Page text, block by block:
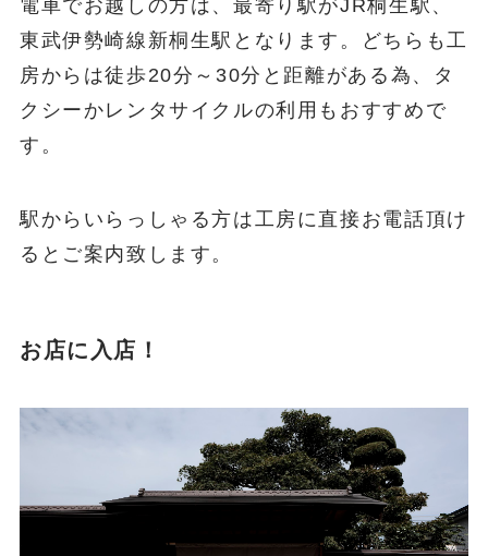
電車でお越しの方は、最寄り駅がJR桐生駅、
東武伊勢崎線新桐生駅となります。どちらも工
房からは徒歩20分～30分と距離がある為、タ
クシーかレンタサイクルの利用もおすすめで
す。
駅からいらっしゃる方は工房に直接お電話頂け
るとご案内致します。
お店に入店！